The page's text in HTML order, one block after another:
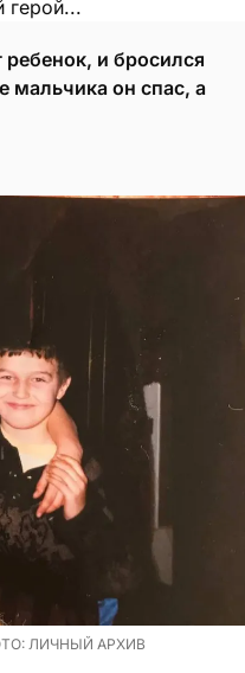
герой...
ребенок, и бросился
мальчика он спас, а
ЛИЧНЫЙ АРХИВ